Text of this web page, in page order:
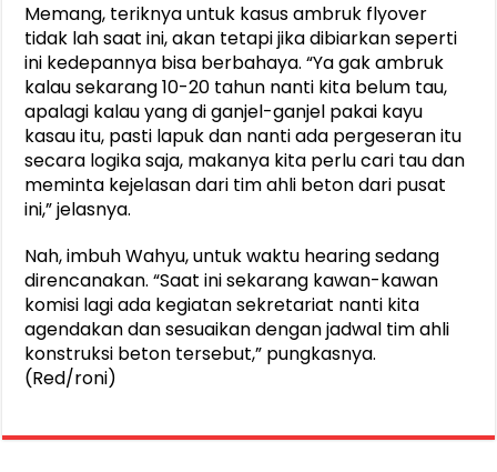
Memang, teriknya untuk kasus ambruk flyover
tidak lah saat ini, akan tetapi jika dibiarkan seperti
ini kedepannya bisa berbahaya. “Ya gak ambruk
kalau sekarang 10-20 tahun nanti kita belum tau,
apalagi kalau yang di ganjel-ganjel pakai kayu
kasau itu, pasti lapuk dan nanti ada pergeseran itu
secara logika saja, makanya kita perlu cari tau dan
meminta kejelasan dari tim ahli beton dari pusat
ini,” jelasnya.
Nah, imbuh Wahyu, untuk waktu hearing sedang
direncanakan. “Saat ini sekarang kawan-kawan
komisi lagi ada kegiatan sekretariat nanti kita
agendakan dan sesuaikan dengan jadwal tim ahli
konstruksi beton tersebut,” pungkasnya.
(Red/roni)